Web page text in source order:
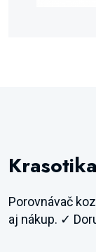
Porovnávač
aj nákup. ✓